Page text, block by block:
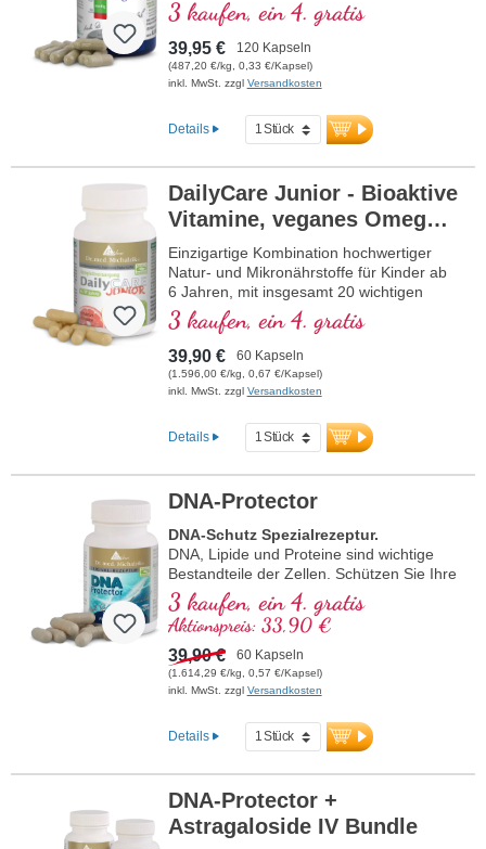
3 kaufen, ein 4. gratis
39,95 € 120 Kapseln
(487,20 €/kg, 0,33 €/Kapsel)
inkl. MwSt. zzgl Versandkosten
Details
DailyCare Junior - Bioaktive
Vitamine, veganes Omega-3
+ Spurenelemente und
hochwertige Pflanzenstoffe
Einzigartige Kombination hochwertiger
Natur- und Mikronährstoffe für Kinder ab
6 Jahren, mit insgesamt 20 wichtigen
Nährstoffen für Ihr Kind.
3 kaufen, ein 4. gratis
39,90 € 60 Kapseln
(1.596,00 €/kg, 0,67 €/Kapsel)
inkl. MwSt. zzgl Versandkosten
Details
DNA-Protector
DNA-Schutz Spezialrezeptur.
DNA, Lipide und Proteine sind wichtige
Bestandteile der Zellen. Schützen Sie Ihre
Zellen vor oxidativem Stress mit
wertvollen Naturstoffen!
3 kaufen, ein 4. gratis
Aktionspreis: 33,90 €
39,90 € 60 Kapseln
(1.614,29 €/kg, 0,57 €/Kapsel)
inkl. MwSt. zzgl Versandkosten
Details
DNA-Protector +
Astragaloside IV Bundle